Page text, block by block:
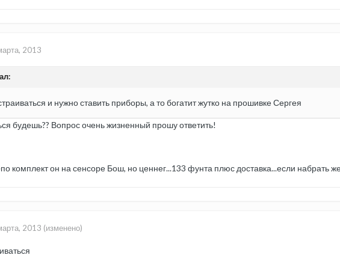
2013
и нужно ставить приборы, а то богатит жутко на прошивке Сергея
будешь?? Вопрос очень жизненный прошу ответить!
комплект он на сенсоре Бош, но ценнег...133 фунта плюс доставка...если набрать
2013 (изменено)